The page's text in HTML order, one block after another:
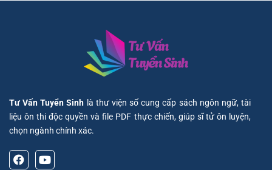
Tư Vấn Tuyển Sinh là thư viện số cung cấp sách ngôn ngữ, tài
liệu ôn thi độc quyền và file PDF thực chiến, giúp sĩ tử ôn luyện,
chọn ngành chính xác.